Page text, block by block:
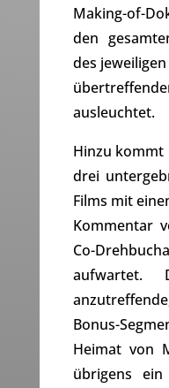
Making-of-
den
des
ausleuchtet.
Hinzu kommt
drei
Films mit
Kommentar
Co-
aufwartet.
Bonus-
Heimat von
übrigens